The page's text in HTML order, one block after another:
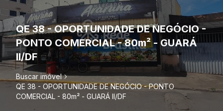
QE 38 - OPORTUNIDADE DE NEGÓCIO -
PONTO COMERCIAL - 80m² - GUARÁ
II/DF
Buscar imóvel
QE 38 - OPORTUNIDADE DE NEGÓCIO - PONTO
COMERCIAL - 80m² - GUARÁ II/DF